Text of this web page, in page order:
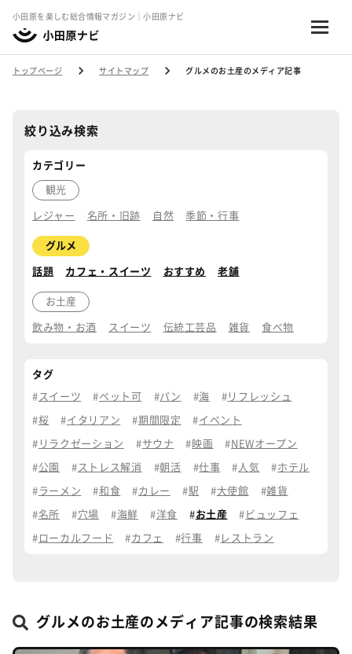
小田原を楽しむ総合情報マガジン｜小田原ナビ
トップページ サイトマップ グルメのお土産のメディア記事
絞り込み検索
カテゴリー
観光
レジャー 名所・旧跡 自然 季節・行事
グルメ
話題 カフェ・スイーツ おすすめ 老舗
お土産
飲み物・お酒 スイーツ 伝統工芸品 雑貨 食べ物
タグ
スイーツ ペット可 パン 海 リフレッシュ
桜 イタリアン 期間限定 イベント
リラクゼーション サウナ 映画 NEWオープン
公園 ストレス解消 朝活 仕事 人気 ホテル
ラーメン 和食 カレー 駅 大使館 雑貨
名所 穴場 海鮮 洋食 お土産 ビュッフェ
ローカルフード カフェ 行事 レストラン
グルメのお土産のメディア記事の検索結果